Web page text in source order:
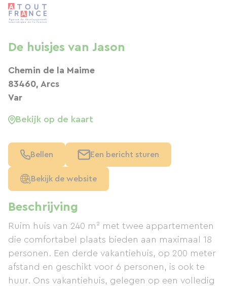
Beschrijving
Ruim huis van 240 m² met twee appartementen
die comfortabel plaats bieden aan maximaal 18
personen. Een derde vakantiehuis, op 200 meter
afstand en geschikt voor 6 personen, is ook te
huur. Ons vakantiehuis, gelegen op een volledig
De huisjes van Jason
Chemin de la Maime
83460, Arcs
Var
Bekijk op de kaart
Bellen Een bericht sturen
Bekijk de website